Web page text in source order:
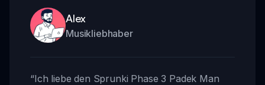
Alex
Musikliebhaber
“Ich liebe den Sprunki Phase 3 Padek Man